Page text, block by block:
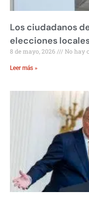
Los ciudadanos
elecciones
8 de mayo, 2026 No hay
Leer más »